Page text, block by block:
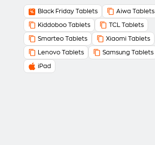
Black Friday Tablets Aiwa Tablets
Kiddoboo Tablets TCL Tablets
Smarteo Tablets Xiaomi Tablets
Lenovo Tablets Samsung Tablets
iPad